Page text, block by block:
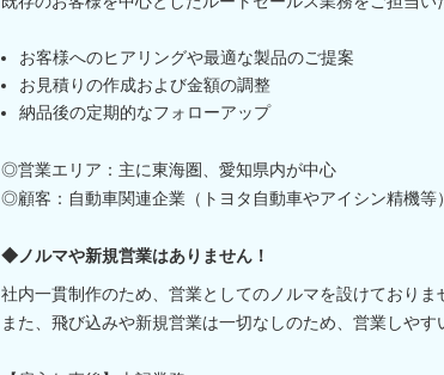
お客様へのヒアリングや最適な製品のご提案
お見積りの作成および金額の調整
納品後の定期的なフォローアップ
◎営業エリア：主に東海圏、愛知県内が中心
◎顧客：自動車関連企業（トヨタ自動車やアイシン精機等）
◆ノルマや新規営業はありません！
社内一貫制作のため、営業としてのノルマを設けておりま
また、飛び込みや新規営業は一切なしのため、営業しやす